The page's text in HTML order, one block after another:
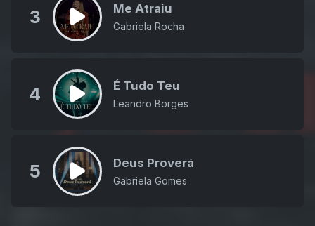
3 Me Atraiu
Gabriela Rocha
4 É Tudo Teu
Leandro Borges
5 Deus Proverá
Gabriela Gomes